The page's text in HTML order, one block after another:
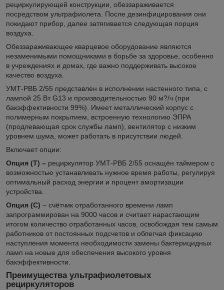
рециркулирующей конструкции, обеззараживается
посредством ультрафиолета. После дезинфицирования они
покидают прибор, далее затягивается следующая порция
воздуха.
Обеззараживающее кварцевое оборудование являются
незаменимыми помощниками в борьбе за здоровье, особенно
в учреждениях и домах, где важно поддерживать высокое
качество воздуха.
УМТ-РВБ 2/55 представлен в исполнении настенного типа, с
лампой 25 Вт G13 и производительностью 90 м?/ч (при
бакэффективности 99%). Имеет металлический корпус с
полимерным покрытием, встроенную технологию ЭПРА
(продлевающая срок службы ламп), вентилятор с низким
уровнем шума, может работать в присутствии людей.
Включает опции:
Опция (Т) – рециркулятор УМТ-РВБ 2/55 оснащён таймером с
возможностью устанавливать нужное время работы, регулируя
оптимальный расход энергии и процент амортизации
устройства.
Опция (С) – счётчик отработанного времени ламп
запрограммирован на 9000 часов и считает нарастающим
итогом количество отработанных часов, освобождая тем самым
работников от постоянных подсчетов и облегчая фиксацию
наступления момента необходимости замены бактерицидных
ламп на новые для обеспечения высокого уровня
бакэффективности.
Преимущества ультрафиолетовых
рециркуляторов